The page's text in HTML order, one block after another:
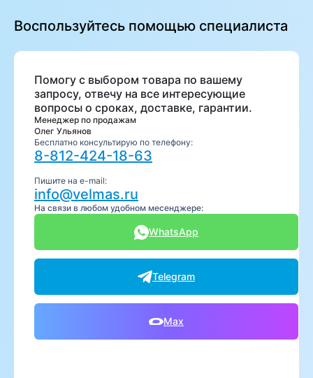
Воспользуйтесь помощью специалиста
Помогу с выбором товара по вашему
запросу, отвечу на все интересующие
вопросы о сроках, доставке, гарантии.
Менеджер по продажам
Олег Ульянов
Бесплатно консультирую по телефону:
8-812-424-18-63
Пишите на e-mail:
info@velmas.ru
На связи в любом удобном месенджере:
WhatsApp
Telegram
Max